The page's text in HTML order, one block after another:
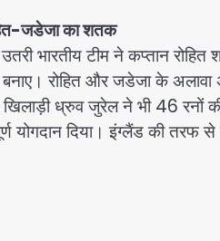
जडेजा का शतक
भारतीय टीम ने कप्तान
बनाए। रोहित और जडेजा के
खिलाड़ी ध्रुव जुरेल ने भी 46
योगदान दिया। इंग्लैंड की तरफ